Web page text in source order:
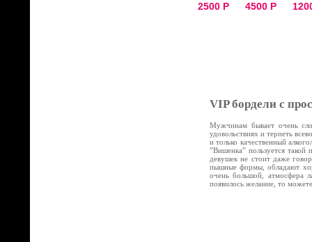
2500 Р 4500 Р
VIP бордели с
Мужчинам бывает очень
удовольствиях и терпеть
и только качественный
”Вишенка” пользуется
девушек не стоит даже
пышные формы, обладают
очень большой, атмосфера
появилось желание, то